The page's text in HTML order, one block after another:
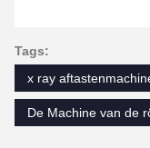
Tags:
x ray
De Machine van de